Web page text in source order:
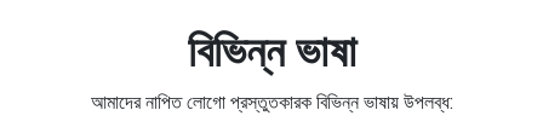
বিভিন্ন ভাষা
আমাদের নাপিত লোগো প্রস্তুতকারক বিভিন্ন ভাষায় উপলব্ধ: